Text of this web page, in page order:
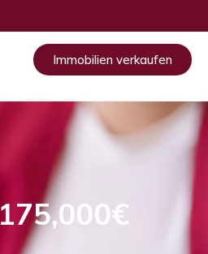
Immobilien verkaufen
175,000€